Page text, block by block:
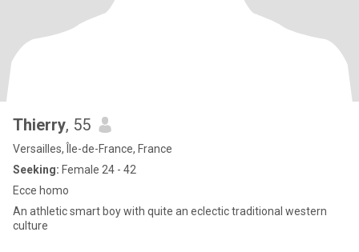
Thierry, 55
Versailles, Île-de-France, France
Seeking: Female 24 - 42
Ecce homo
An athletic smart boy with quite an eclectic traditional western
culture